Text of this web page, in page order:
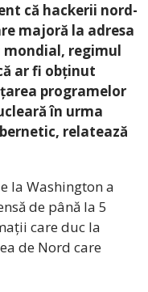
că hackerii nord-
majoră la adresa
regimul
ar fi obținut
programelor
în urma
relatează
la Washington a
de până la 5
care duc la
de Nord care